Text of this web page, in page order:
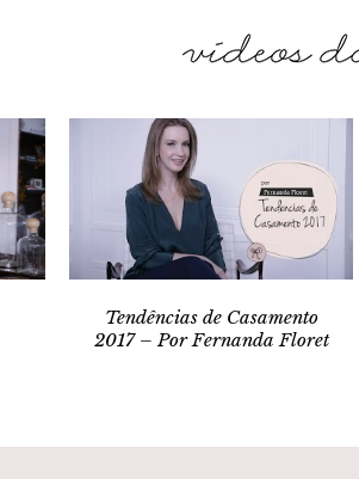
Tendências de Casamento
2017 – Por Fernanda Floret